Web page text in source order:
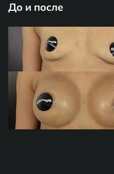
До и после